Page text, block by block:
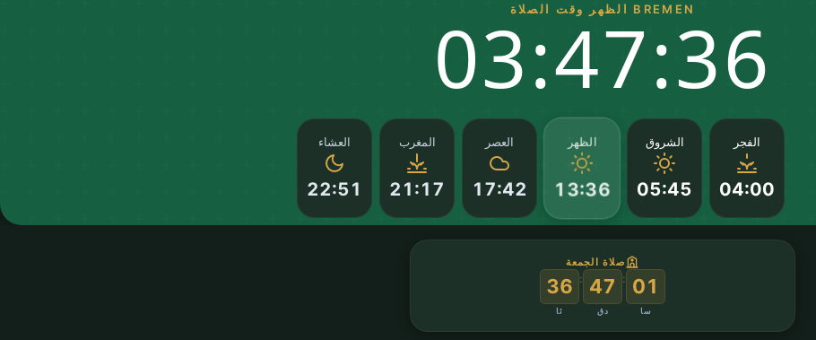
BREMEN الظهر وقت الصلاة
03:47:35
الفجر
04:00
الشروق
05:45
الظهر
13:36
العصر
17:42
المغرب
21:17
العشاء
22:51
صلاة الجمعة
01
سا
:
47
دق
:
35
ثا